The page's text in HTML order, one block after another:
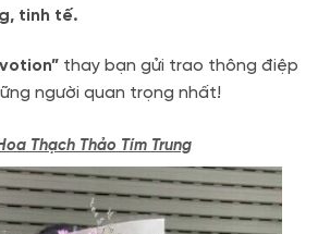
tinh tế.
thay bạn gửi trao thông điệp
người quan trọng nhất!
Thạch Thảo Tím Trung